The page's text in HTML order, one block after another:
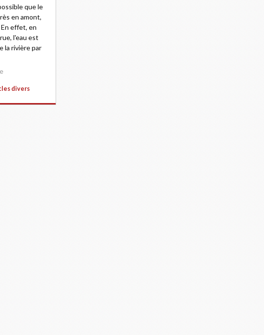
que le
en amont,
effet, en
l'eau est
la rivière par
divers